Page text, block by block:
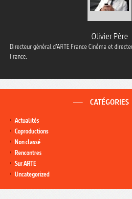
Olivier Père
Directeur général d’ARTE France Cinéma et
France.
CATÉGORIES
Actualités
Coproductions
Non classé
Rencontres
Sur ARTE
Uncategorized